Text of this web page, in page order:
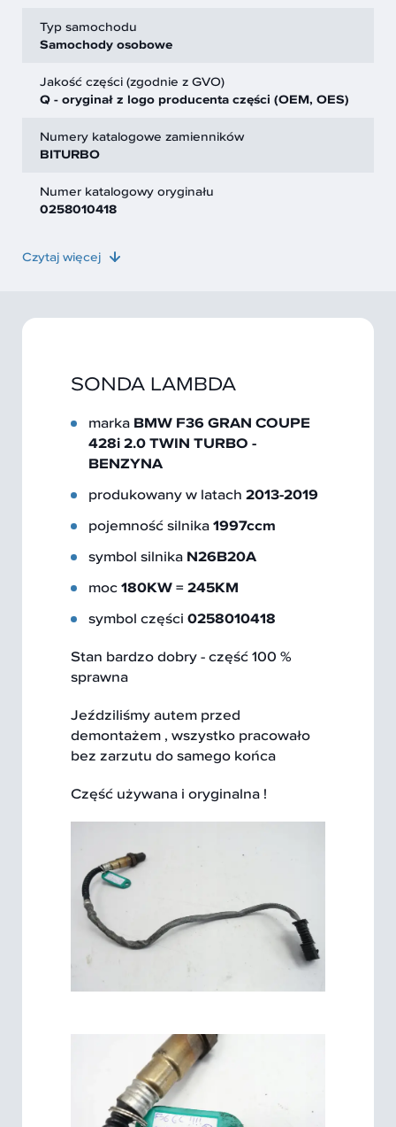
Typ samochodu
Samochody osobowe
Jakość części (zgodnie z GVO)
Q - oryginał z logo producenta części (OEM, OES)
Numery katalogowe zamienników
BITURBO
Numer katalogowy oryginału
0258010418
Czytaj więcej
SONDA LAMBDA
marka BMW F36 GRAN COUPE
428i 2.0 TWIN TURBO -
BENZYNA
produkowany w latach 2013-2019
pojemność silnika1997ccm
symbol silnika N26B20A
moc180KW = 245KM
symbol części 0258010418
Stan bardzo dobry - część 100 %
sprawna
Jeździliśmy autem przed
demontażem , wszystko pracowało
bez zarzutu do samego końca
Część używana i oryginalna !